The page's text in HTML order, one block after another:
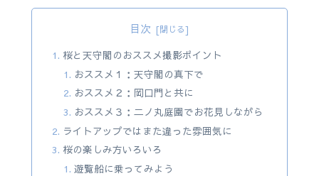
目次
桜と天守閣のおススメ撮影ポイント
おススメ１：天守閣の真下で
おススメ２：岡口門と共に
おススメ３：二ノ丸庭園でお花見しながら
ライトアップではまた違った雰囲気に
桜の楽しみ方いろいろ
遊覧船に乗ってみよう